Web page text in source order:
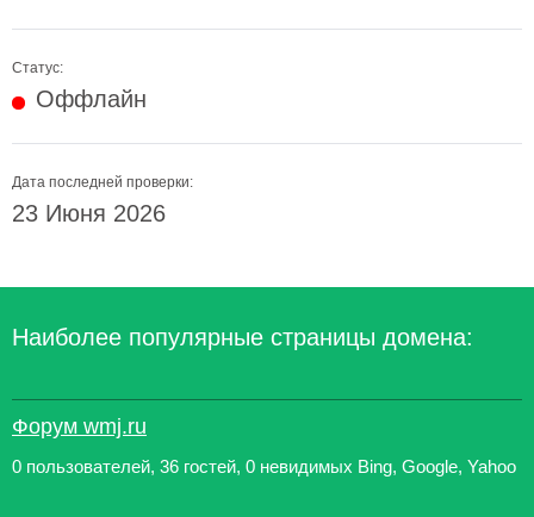
Статус:
Оффлайн
Дата последней проверки:
23 Июня 2026
Наиболее популярные страницы домена:
Форум wmj.ru
0 пользователей, 36 гостей, 0 невидимых Bing, Google, Yahoo